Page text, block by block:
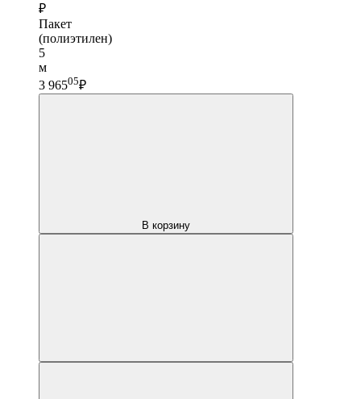
₽
Пакет
(полиэтилен)
5
м
3 96505₽
В корзину